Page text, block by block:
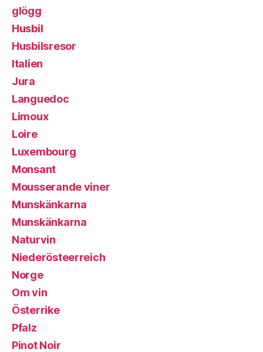
glögg
Husbil
Husbilsresor
Italien
Jura
Languedoc
Limoux
Loire
Luxembourg
Monsant
Mousserande viner
Munskänkarna
Munskänkarna
Naturvin
Niederösteerreich
Norge
Om vin
Österrike
Pfalz
Pinot Noir